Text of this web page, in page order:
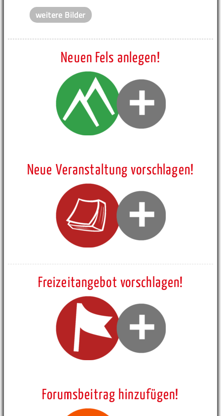
weitere Bilder
Neuen Fels anlegen!
Neue Veranstaltung vorschlagen!
Freizeitangebot vorschlagen!
Forumsbeitrag hinzufügen!